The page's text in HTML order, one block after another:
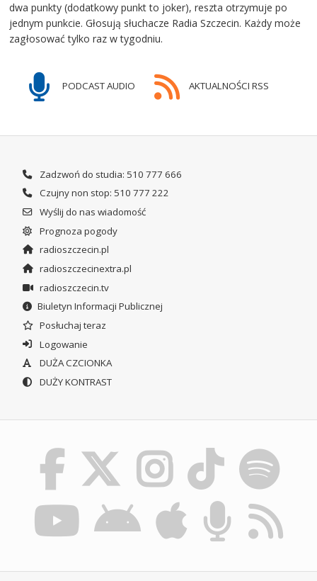
dwa punkty (dodatkowy punkt to joker), reszta otrzymuje po
jednym punkcie. Głosują słuchacze Radia Szczecin. Każdy może
zagłosować tylko raz w tygodniu.
PODCAST AUDIO AKTUALNOŚCI RSS
Zadzwoń do studia: 510 777 666
Czujny non stop: 510 777 222
Wyślij do nas wiadomość
Prognoza pogody
radioszczecin.pl
radioszczecinextra.pl
radioszczecin.tv
Biuletyn Informacji Publicznej
Posłuchaj teraz
Logowanie
DUŻA CZCIONKA
DUŻY KONTRAST